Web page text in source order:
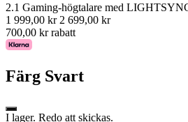
2.1 Gaming-högtalare med
1 999,00 kr 2 699,00 kr
700,00 kr rabatt
Färg Svart
I lager. Redo att skickas.